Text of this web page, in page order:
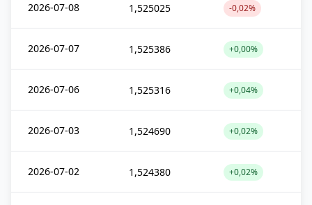
2026-07-08 1,525025 -0,02%
2026-07-07 1,525386 +0,00%
2026-07-06 1,525316 +0,04%
2026-07-03 1,524690 +0,02%
2026-07-02 1,524380 +0,02%